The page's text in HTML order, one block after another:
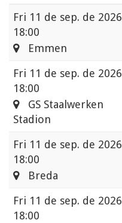
Fri 11 de sep. de 2026
18:00
Emmen
Fri 11 de sep. de 2026
18:00
GS Staalwerken
Stadion
Fri 11 de sep. de 2026
18:00
Breda
Fri 11 de sep. de 2026
18:00